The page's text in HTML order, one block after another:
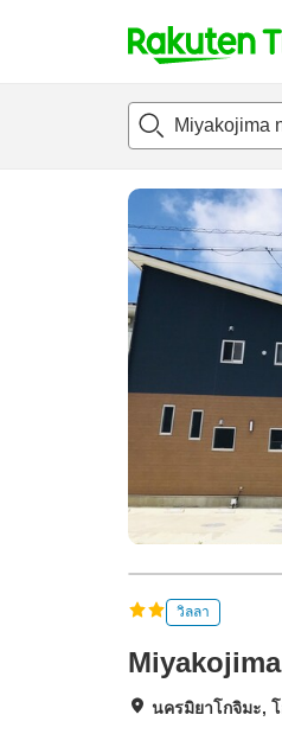
t
p
a
g
e
_
e
a
r
แนะนำที่พักห้องพักแ
วิลลา
นครมิยาโกจิมะ,